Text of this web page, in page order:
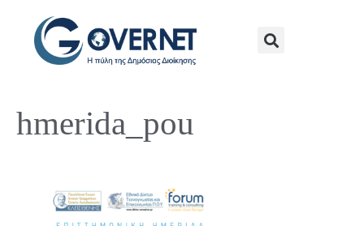
hmerida_pou